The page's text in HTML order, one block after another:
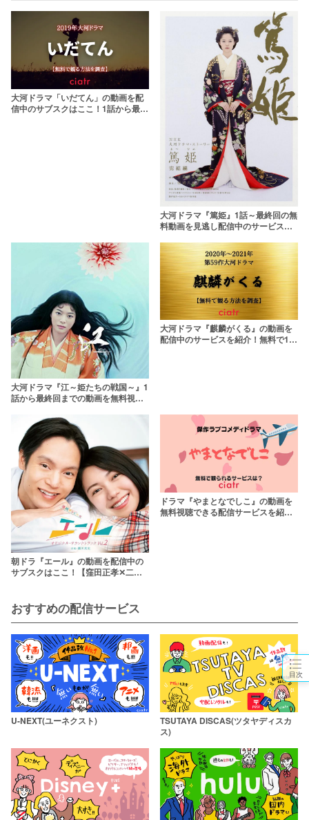
目次
大河ドラマ「いだてん」の動画を配
信中のサブスクはここ！1話から最終
大河ドラマ『篤姫』1話～最終回の無
料動画を見逃し配信中のサービス一
大河ドラマ『江～姫たちの戦国～』1
話から最終回までの動画を無料視聴
大河ドラマ『麒麟がくる』の動画を
配信中のサービスを紹介！無料で1話
朝ドラ『エール』の動画を配信中の
サブスクはここ！【窪田正孝✕二階
ドラマ『やまとなでしこ』の動画を
無料視聴できる配信サービスを紹介
おすすめの配信サービス
U-NEXT(ユーネクスト)
TSUTAYA DISCAS(ツタヤディスカ
ス)